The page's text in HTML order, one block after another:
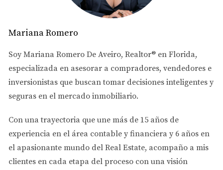
Miami
West Palm Beach
Miami-Dade
Mariana Romero
Soy Mariana Romero De Aveiro, Realtor® en Florida,
especializada en asesorar a compradores, vendedores e
inversionistas que buscan tomar decisiones inteligentes y
seguras en el mercado inmobiliario.
Con una trayectoria que une más de 15 años de
experiencia en el área contable y financiera y 6 años en
el apasionante mundo del Real Estate, acompaño a mis
clientes en cada etapa del proceso con una visión